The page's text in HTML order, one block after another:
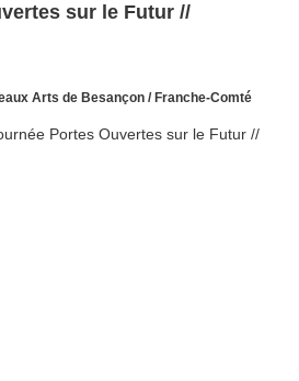
sur le Futur //
Arts de Besançon / Franche-Comté